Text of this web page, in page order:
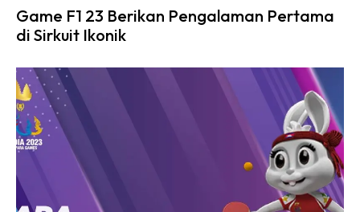
Game F1 23 Berikan Pengalaman Pertama
di Sirkuit Ikonik